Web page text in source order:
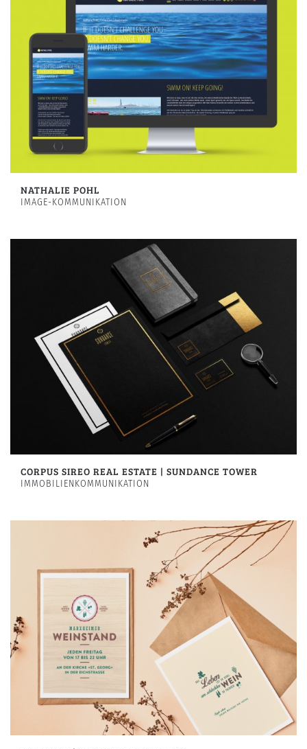
NATHALIE POHL
IMAGE-KOMMUNIKATION
CORPUS SIREO REAL ESTATE | SUNDANCE TOWER
IMMOBILIENKOMMUNIKATION